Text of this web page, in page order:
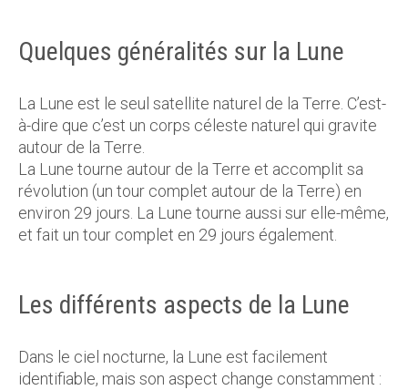
Quelques généralités sur la Lune
La Lune est le seul satellite naturel de la Terre. C’est-
à-dire que c’est un corps céleste naturel qui gravite
autour de la Terre.
La Lune tourne autour de la Terre et accomplit sa
révolution (un tour complet autour de la Terre) en
environ 29 jours. La Lune tourne aussi sur elle-même,
et fait un tour complet en 29 jours également.
Les différents aspects de la Lune
Dans le ciel nocturne, la Lune est facilement
identifiable, mais son aspect change constamment :